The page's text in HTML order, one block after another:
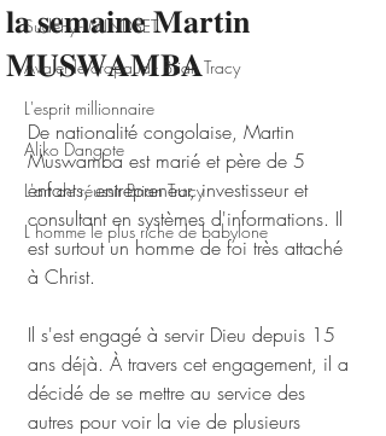
Sudehy - MINDSET
Avaler le crapaud - Brian Tracy
L'esprit millionnaire
Aliko Dangote
L'art de réussir Brian Tracy
L homme le plus riche de babylone
𝐥𝐚 𝐬𝐞𝐦𝐚𝐢𝐧𝐞 𝐌𝐚𝐫𝐭𝐢𝐧
𝐌𝐔𝐒𝐖𝐀𝐌𝐁𝐀
De nationalité congolaise, Martin
Muswamba est marié et père de 5
enfants, entrepreneur, investisseur et
consultant en systèmes d'informations. Il
est surtout un homme de foi très attaché
à Christ.
Il s'est engagé à servir Dieu depuis 15
ans déjà. À travers cet engagement, il a
décidé de se mettre au service des
autres pour voir la vie de plusieurs